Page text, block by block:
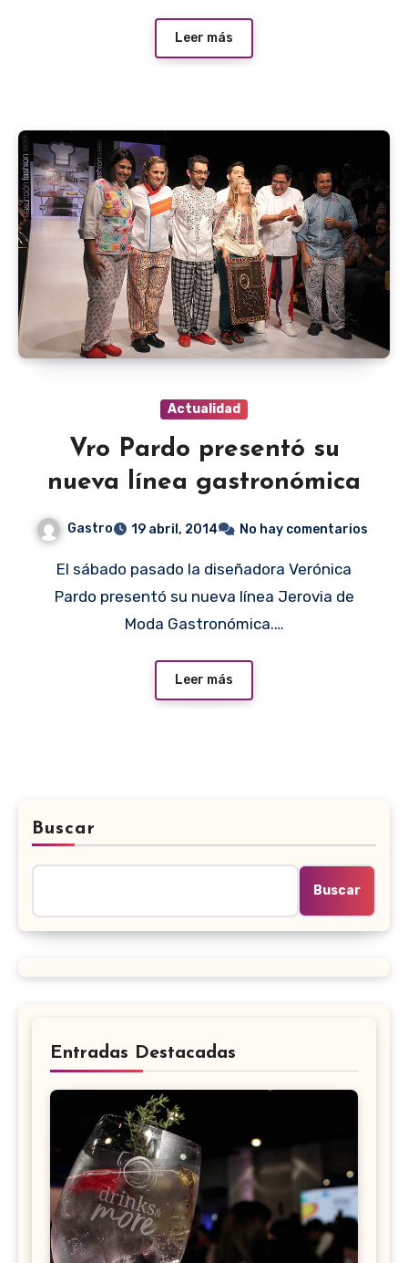
Leer más
Actualidad
Vro Pardo presentó su
nueva línea gastronómica
Gastro 19 abril, 2014 No hay comentarios
El sábado pasado la diseñadora Verónica
Pardo presentó su nueva línea Jerovia de
Moda Gastronómica.…
Leer más
Buscar
Buscar
Entradas Destacadas